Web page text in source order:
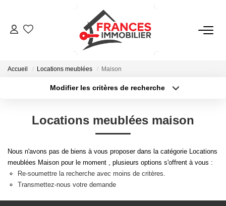
NOTRE AGENCE
CONTACT
Accueil Locations meublées Maison
Modifier les critères de recherche
Type de bien
Budget max Plus de critères
Locations meublées maison
Nous n'avons pas de biens à vous proposer dans la catégorie Locations
meublées Maison pour le moment , plusieurs options s'offrent à vous :
Re-soumettre la recherche avec moins de critères.
Transmettez-nous votre demande